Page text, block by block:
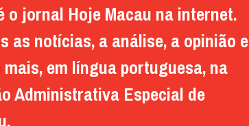
o jornal Hoje Macau na internet.
as notícias, a análise, a opinião e
em língua portuguesa, na
Administrativa Especial de